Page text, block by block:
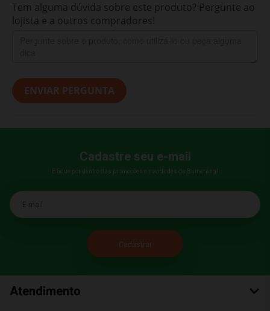
Tem alguma dúvida sobre este produto? Pergunte ao
lojista e a outros compradores!
ENVIAR PERGUNTA
Cadastre seu e-mail
E fique por dentro das promoções e novidades da Bumerang!
E-mail
Atendimento